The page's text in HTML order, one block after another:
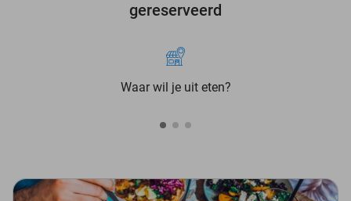
gereserveerd
Waar wil je uit eten?